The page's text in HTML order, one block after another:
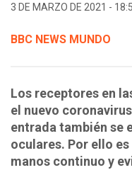
3 DE MARZO DE 2021 -
BBC NEWS MUNDO
Los receptores en
el nuevo
entrada también se
oculares. Por ello
manos continuo y